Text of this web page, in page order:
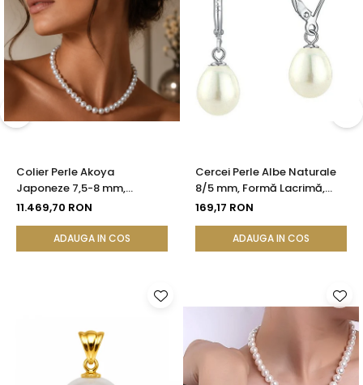
Colier Perle Akoya
Japoneze 7,5-8 mm,
Calitate AAA, Închizătoare
11.469,70 RON
ADAUGA IN COS
Cercei Perle Albe Naturale
8/5 mm, Formă Lacrimă,
Tortiță Închisă, Argint 925 |
169,17 RON
ADAUGA IN COS